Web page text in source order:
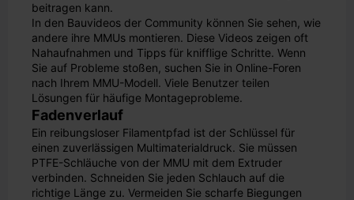
beitragen kann.
In den Bauvideos der Community können Sie sehen, wie
andere ihre MMUs montieren. Diese Videos zeigen oft
Nahaufnahmen und Tipps für knifflige Schritte. Wenn
Sie auf Probleme stoßen, suchen Sie in Online-Foren
nach Ihrem MMU-Modell. Viele Benutzer teilen
Lösungen für häufige Montageprobleme.
Fadenverlauf
Ein reibungsloser Filamentpfad ist der Schlüssel für
einen zuverlässigen Multimaterialdruck. Sie müssen
PTFE-Schläuche von der MMU mit dem Extruder
verbinden. Schneiden Sie jeden Schlauch auf die
richtige Länge zu. Vermeiden Sie scharfe Biegungen